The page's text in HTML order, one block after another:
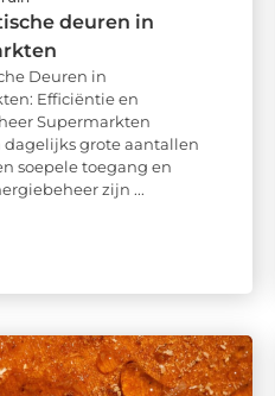
deuren in
Deuren in
Efficiëntie en
Supermarkten
grote aantallen
soepele toegang en
zijn ...